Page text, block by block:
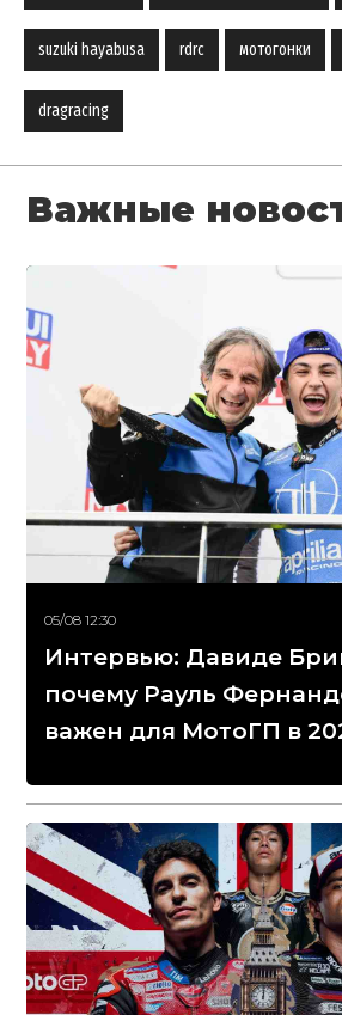
suzuki hayabusa rdrc мотогонки
dragracing
Важные
05/08 12:30
Интервью: Давиде
почему Рауль
важен для МотоГП в